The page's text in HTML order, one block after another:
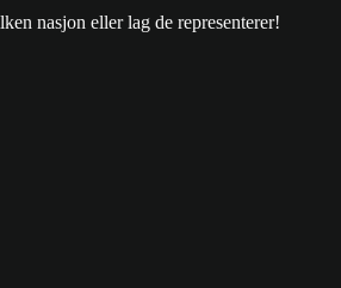
nasjon eller lag de representerer!